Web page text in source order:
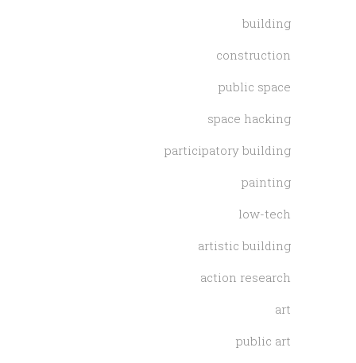
building
construction
public space
space hacking
participatory building
painting
low-tech
artistic building
action research
art
public art